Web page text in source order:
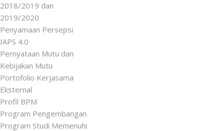
2018/2019 dan
2019/2020
Penyamaan Persepsi
IAPS 4.0
Pernyataan Mutu dan
Kebijakan Mutu
Portofolio Kerjasama
Eksternal
Profil BPM
Program Pengembangan
Program Studi Memenuhi